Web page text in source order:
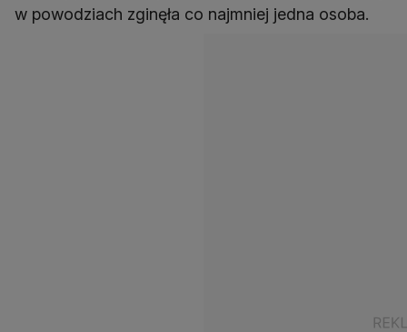
w powodziach zginęła co najmniej jedna osoba.